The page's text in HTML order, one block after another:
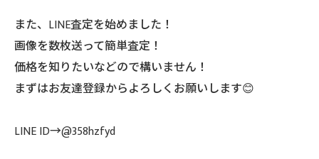
また、LINE査定を始めました！
画像を数枚送って簡単査定！
価格を知りたいなどので構いません！
まずはお友達登録からよろしくお願いします😊
LINE ID→@358hzfyd